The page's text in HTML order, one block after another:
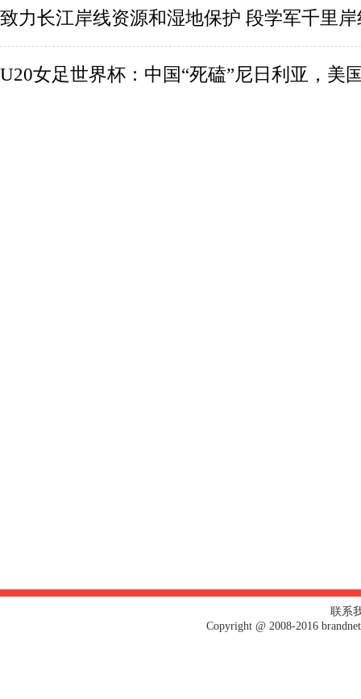
致力长江岸线资源和湿地保护 段学军千里岸
U20女足世界杯：中国“死磕”尼日利亚，美
联系
Copyright @ 2008-2016